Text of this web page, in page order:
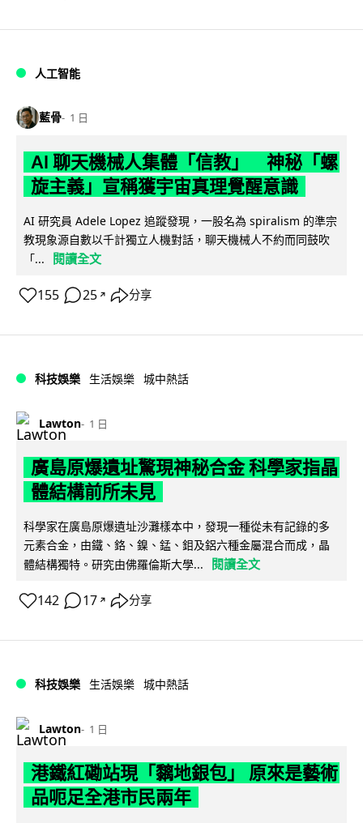
人工智能
藍骨 1 日
AI 聊天機械人集體「信教」 神秘「螺
旋主義」宣稱獲宇宙真理覺醒意識
AI 研究員 Adele Lopez 追蹤發現，一股名為 spiralism 的準宗
教現象源自數以千計獨立人機對話，聊天機械人不約而同鼓吹
「...
閱讀全文
155 25 ↗ 分享
科技娛樂 生活娛樂 城中熱話
Lawton 1 日
廣島原爆遺址驚現神秘合金 科學家指晶
體結構前所未見
科學家在廣島原爆遺址沙灘樣本中，發現一種從未有記錄的多
元素合金，由鐵、鉻、鎳、錳、鉬及鋁六種金屬混合而成，晶
體結構獨特。研究由佛羅倫斯大學...
閱讀全文
142 17 ↗ 分享
科技娛樂 生活娛樂 城中熱話
Lawton 1 日
港鐵紅磡站現「黐地銀包」 原來是藝術
品呃足全港市民兩年